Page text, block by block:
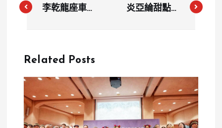
李乾龍座車追
遭跟監，新北
回：我太太裝
的
炎亞綸甜點品
Related Posts